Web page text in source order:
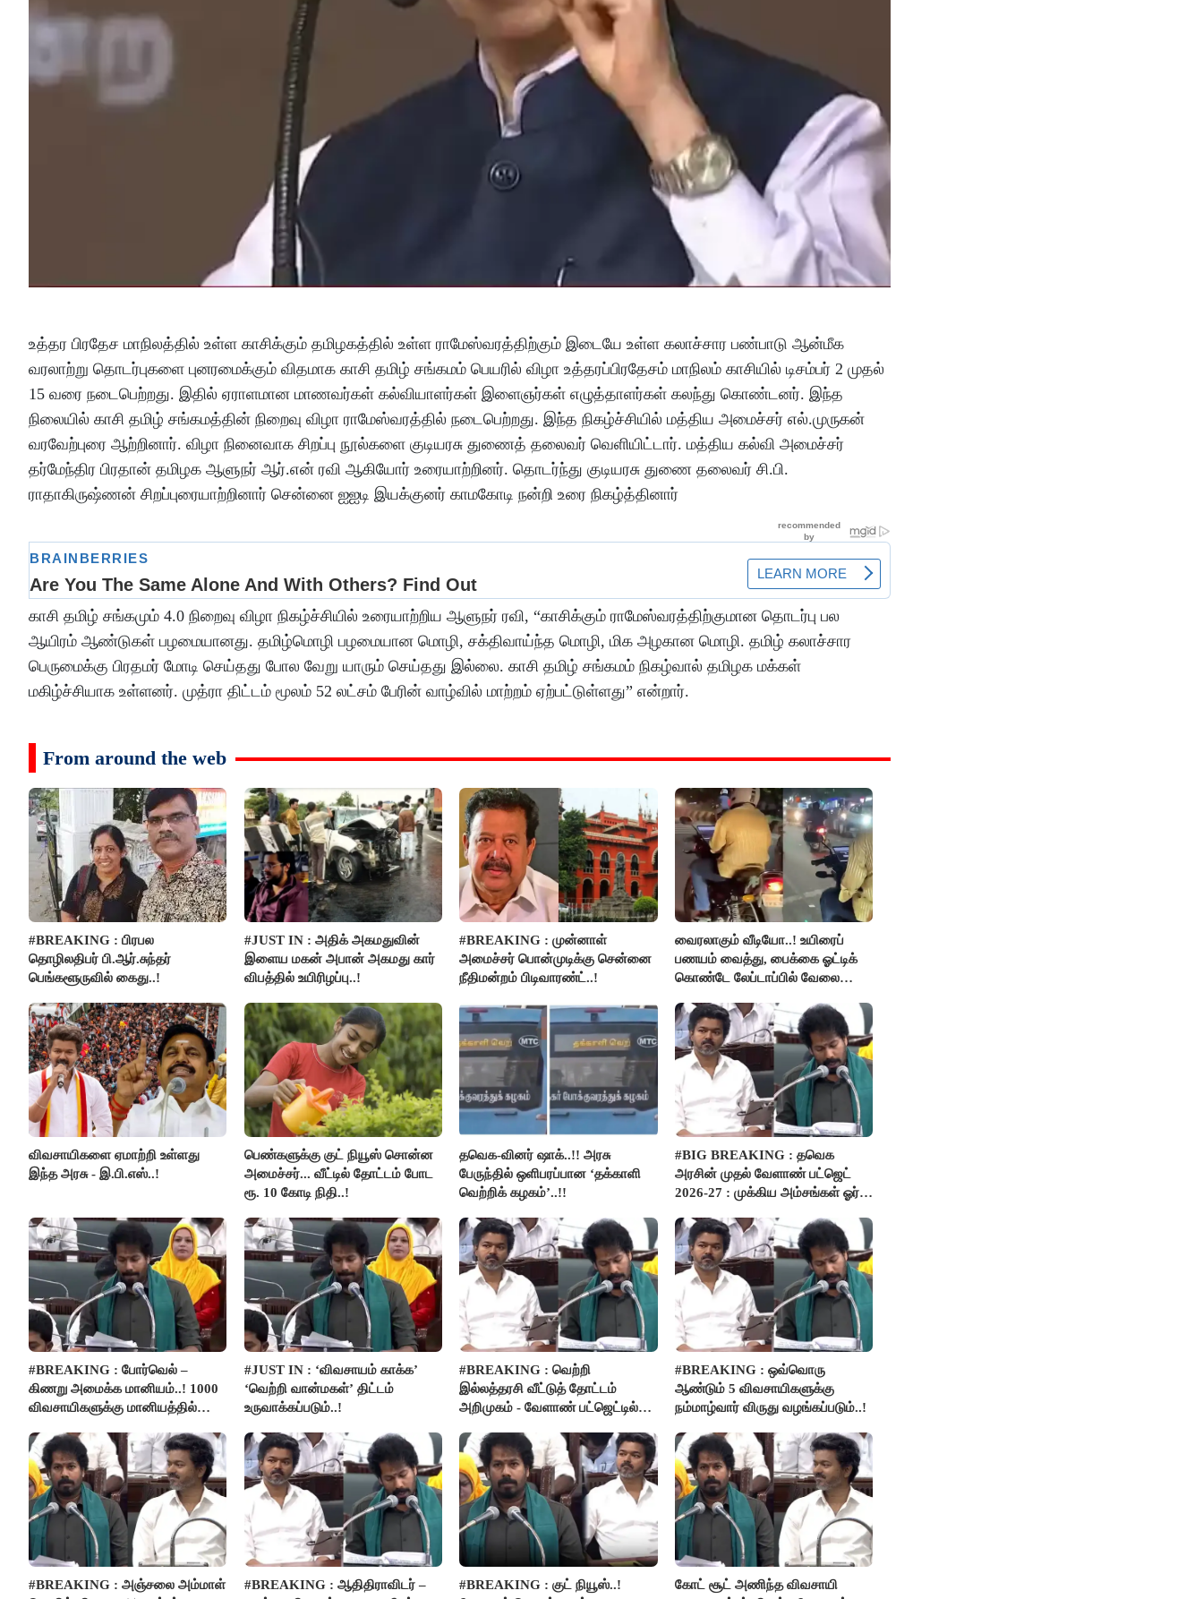
உத்தர பிரதேச மாநிலத்தில் உள்ள காசிக்கும் தமிழகத்தில் உள்ள ராமேஸ்வரத்திற்கும் இடையே உள்ள கலாச்சார பண்பாடு ஆன்மீக
வரலாற்று தொடர்புகளை புனரமைக்கும் விதமாக காசி தமிழ் சங்கமம் பெயரில் விழா உத்தரப்பிரதேசம் மாநிலம் காசியில் டிசம்பர் 2 முதல்
15 வரை நடைபெற்றது. இதில் ஏராளமான மாணவர்கள் கல்வியாளர்கள் இளைஞர்கள் எழுத்தாளர்கள் கலந்து கொண்டனர். இந்த
நிலையில் காசி தமிழ் சங்கமத்தின் நிறைவு விழா ராமேஸ்வரத்தில் நடைபெற்றது. இந்த நிகழ்ச்சியில் மத்திய அமைச்சர் எல்.முருகன்
வரவேற்புரை ஆற்றினார். விழா நினைவாக சிறப்பு நூல்களை குடியரசு துணைத் தலைவர் வெளியிட்டார். மத்திய கல்வி அமைச்சர்
தர்மேந்திர பிரதான் தமிழக ஆளுநர் ஆர்.என் ரவி ஆகியோர் உரையாற்றினர். தொடர்ந்து குடியரசு துணை தலைவர் சி.பி.
ராதாகிருஷ்ணன் சிறப்புரையாற்றினார் சென்னை ஐஐடி இயக்குனர் காமகோடி நன்றி உரை நிகழ்த்தினார்
காசி தமிழ் சங்கமும் 4.0 நிறைவு விழா நிகழ்ச்சியில் உரையாற்றிய ஆளுநர் ரவி, “காசிக்கும் ராமேஸ்வரத்திற்குமான தொடர்பு பல
ஆயிரம் ஆண்டுகள் பழமையானது. தமிழ்மொழி பழமையான மொழி, சக்திவாய்ந்த மொழி, மிக அழகான மொழி. தமிழ் கலாச்சார
பெருமைக்கு பிரதமர் மோடி செய்தது போல வேறு யாரும் செய்தது இல்லை. காசி தமிழ் சங்கமம் நிகழ்வால் தமிழக மக்கள்
மகிழ்ச்சியாக உள்ளனர். முத்ரா திட்டம் மூலம் 52 லட்சம் பேரின் வாழ்வில் மாற்றம் ஏற்பட்டுள்ளது” என்றார்.
From around the web
#BREAKING : பிரபல
தொழிலதிபர் பி.ஆர்.சுந்தர்
பெங்களூருவில் கைது..!
#JUST IN : அதிக் அகமதுவின்
இளைய மகன் அபான் அகமது கார்
விபத்தில் உயிரிழப்பு..!
#BREAKING : முன்னாள்
அமைச்சர் பொன்முடிக்கு சென்னை
நீதிமன்றம் பிடிவாரண்ட்..!
வைரலாகும் வீடியோ..! உயிரைப்
பணயம் வைத்து, பைக்கை ஓட்டிக்
கொண்டே லேப்டாப்பில் வேலை
விவசாயிகளை ஏமாற்றி உள்ளது
இந்த அரசு - இ.பி.எஸ்..!
பெண்களுக்கு குட் நியூஸ் சொன்ன
அமைச்சர்... வீட்டில் தோட்டம் போட
ரூ. 10 கோடி நிதி..!
தவெக-வினர் ஷாக்..!! அரசு
பேருந்தில் ஒளிபரப்பான ‘தக்காளி
வெற்றிக் கழகம்’..!!
#BIG BREAKING : தவெக
அரசின் முதல் வேளாண் பட்ஜெட்
2026-27 : முக்கிய அம்சங்கள் ஓர்
#BREAKING : போர்வெல் –
கிணறு அமைக்க மானியம்..! 1000
விவசாயிகளுக்கு மானியத்தில்
#JUST IN : ‘விவசாயம் காக்க’
‘வெற்றி வான்மகள்’ திட்டம்
உருவாக்கப்படும்..!
#BREAKING : வெற்றி
இல்லத்தரசி வீட்டுத் தோட்டம்
அறிமுகம் - வேளாண் பட்ஜெட்டில்
#BREAKING : ஒவ்வொரு
ஆண்டும் 5 விவசாயிகளுக்கு
நம்மாழ்வார் விருது வழங்கப்படும்..!
#BREAKING : அஞ்சலை அம்மாள்
#BREAKING : ஆதிதிராவிடர் –
#BREAKING : குட் நியூஸ்..!
கோட் சூட் அணிந்த விவசாயி